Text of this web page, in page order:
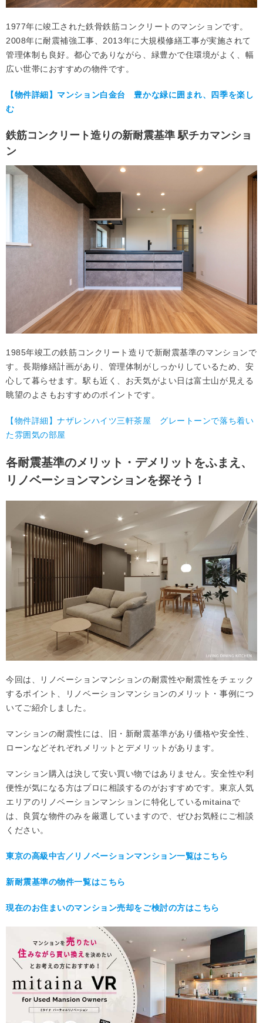
1977年に竣工された鉄骨鉄筋コンクリートのマンションです。
2008年に耐震補強工事、2013年に大規模修繕工事が実施されて
管理体制も良好。都心でありながら、緑豊かで住環境がよく、幅
広い世帯におすすめの物件です。
【物件詳細】マンション白金台 豊かな緑に囲まれ、四季を楽し
む
鉄筋コンクリート造りの新耐震基準 駅チカマンショ
ン
1985年竣工の鉄筋コンクリート造りで新耐震基準のマンションで
す。長期修繕計画があり、管理体制がしっかりしているため、安
心して暮らせます。駅も近く、お天気がよい日は富士山が見える
眺望のよさもおすすめのポイントです。
【物件詳細】ナザレンハイツ三軒茶屋 グレートーンで落ち着い
た雰囲気の部屋
各耐震基準のメリット・デメリットをふまえ、
リノベーションマンションを探そう！
今回は、リノベーションマンションの耐震性や耐震性をチェック
するポイント、リノベーションマンションのメリット・事例につ
いてご紹介しました。
マンションの耐震性には、旧・新耐震基準があり価格や安全性、
ローンなどそれぞれメリットとデメリットがあります。
マンション購入は決して安い買い物ではありません。安全性や利
便性が気になる方はプロに相談するのがおすすめです。東京人気
エリアのリノベーションマンションに特化しているmitainaで
は、良質な物件のみを厳選していますので、ぜひお気軽にご相談
ください。
東京の高級中古／リノベーションマンション一覧はこちら
新耐震基準の物件一覧はこちら
現在のお住まいのマンション売却をご検討の方はこちら